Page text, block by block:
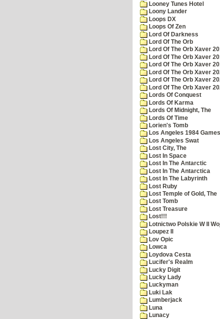
Looney Tunes Hotel
Loony Lander
Loops DX
Loops Of Zen
Lord Of Darkness
Lord Of The Orb
Lord Of The Orb Xaver
Lord Of The Orb Xaver
Lord Of The Orb Xaver
Lord Of The Orb Xaver
Lord Of The Orb Xaver
Lord Of The Orb Xaver
Lords Of Conquest
Lords Of Karma
Lords Of Midnight, The
Lords Of Time
Lorien's Tomb
Los Angeles 1984 Games
Los Angeles Swat
Lost City, The
Lost In Space
Lost In The Antarctic
Lost In The Antarctica
Lost In The Labyrinth
Lost Ruby
Lost Temple of Gold, The
Lost Tomb
Lost Treasure
Lost!!!
Lotnictwo Polskie W II
Loupez II
Lov Opic
Lowca
Loydova Cesta
Lucifer's Realm
Lucky Digit
Lucky Lady
Luckyman
Luki Lak
Lumberjack
Luna
Lunacy